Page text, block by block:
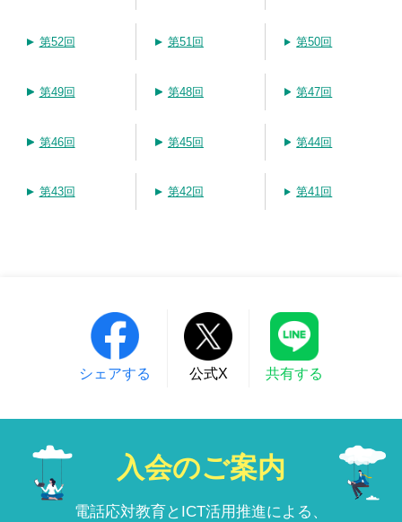
第52回 第51回 第50回
第49回 第48回 第47回
第46回 第45回 第44回
第43回 第42回 第41回
シェアする 公式X 共有する
入会のご案内
電話応対教育とICT活用推進による、